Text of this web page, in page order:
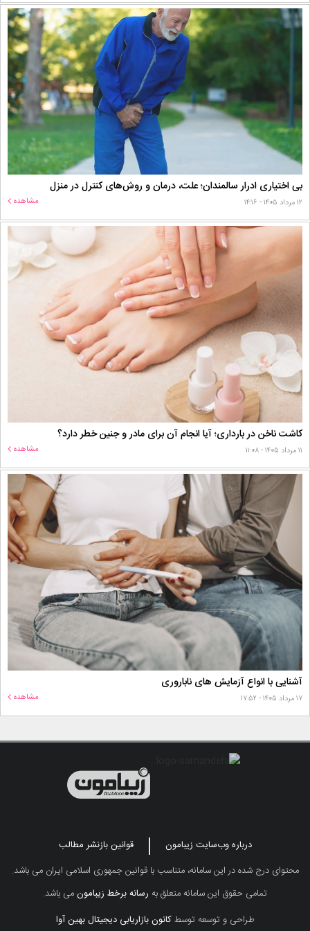
بی اختیاری ادرار سالمندان؛ علت، درمان و روش‌های کنترل در منزل
۱۲ مرداد ۱۴۰۵ - ۱۴:۱۶ مشاهده
کاشت ناخن در بارداری؛ آیا انجام آن برای مادر و جنین خطر دارد؟
۱۱ مرداد ۱۴۰۵ - ۱۱:۰۸ مشاهده
آشنایی با انواع آزمایش های ناباروری
۱۷ مرداد ۱۴۰۵ - ۱۷:۵۲ مشاهده
درباره وب‌سایت زیبامون
قوانین بازنشر مطالب
محتوای درج شده در این سامانه، متناسب با قوانین جمهوری اسلامی ایران می باشد.
تمامی حقوق این سامانه متعلق به رسانه برخط زیبامونمی باشد.
طراحی و توسعه توسطکانون بازاریابی دیجیتال بهین آوا